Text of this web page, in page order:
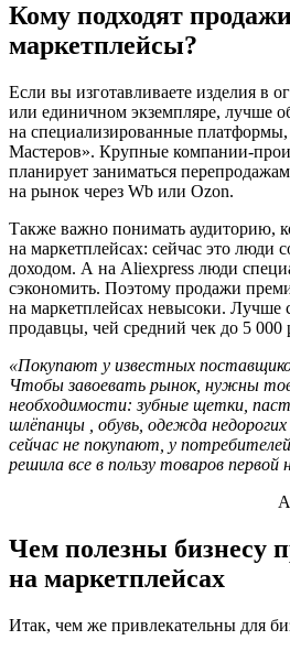
Кому подходят
маркетплейсы?
Если вы изготавливаете изделия в
или единичном экземпляре, лучше
на специализированные
Мастеров». Крупные компании-
планирует заниматься
на рынок через Wb или Ozon.
Также важно понимать аудиторию,
на маркетплейсах: сейчас это люди
доходом. А на Aliexpress люди
сэкономить. Поэтому продажи
на маркетплейсах невысоки. Лучше
продавцы, чей средний чек до 5 000
«Покупают у известных
Чтобы завоевать рынок, нужны
необходимости: зубные щетки,
шлёпанцы , обувь, одежда
сейчас не покупают, у
решила все в пользу товаров первой
Чем полезны бизнесу
на маркетплейсах
Итак, чем же привлекательны для